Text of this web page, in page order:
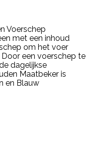
Voerschep
met een inhoud
om het voer
een voerschep te
dagelijkse
Maatbeker is
en Blauw